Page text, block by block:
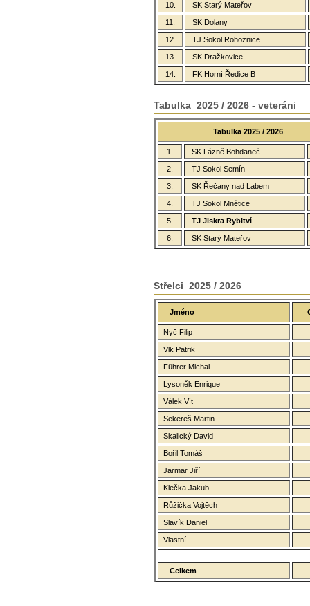
10. SK Starý Mateřov
11. SK Dolany
12. TJ Sokol Rohoznice
13. SK Dražkovice
14. FK Horní Ředice B
Tabulka 2025 / 2026 - veteráni
Tabulka 2025 / 2026
1. SK Lázně Bohdaneč
2. TJ Sokol Semín
3. SK Řečany nad Labem
4. TJ Sokol Mnětice
5. TJ Jiskra Rybitví
6. SK Starý Mateřov
Střelci 2025 / 2026
Jméno
Nyč Filip
Vlk Patrik
Führer Michal
Lysoněk Enrique
Válek Vít
Sekereš Martin
Skalický David
Bořil Tomáš
Jarmar Jiří
Klečka Jakub
Růžička Vojtěch
Slavík Daniel
Vlastní
Celkem